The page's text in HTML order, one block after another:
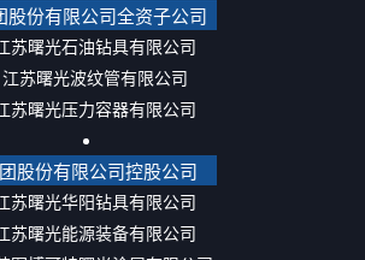
股份有限公司全资子公司
苏曙光石油钻具有限公司
江苏曙光波纹管有限公司
苏曙光压力容器有限公司
股份有限公司控股公司
苏曙光华阳钻具有限公司
苏曙光能源装备有限公司